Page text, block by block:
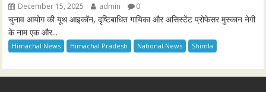
December 15, 2025 admin 0
चुनाव आयोग की यूथ आइकॉन, दृष्टिबाधित गायिका और असिस्टेंट प्रोफेसर मुस्कान नेगी
के नाम एक और...
Himachal News Himachal Pradesh National News Shimla